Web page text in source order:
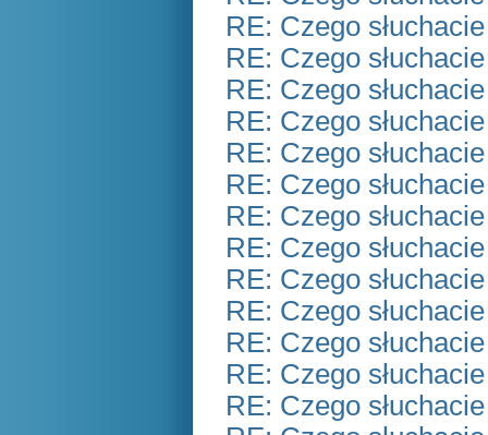
RE: Czego
RE: Czego
RE: Czego
RE: Czego
RE: Czego
RE: Czego
RE: Czego
RE: Czego
RE: Czego
RE: Czego
RE: Czego
RE: Czego
RE: Czego